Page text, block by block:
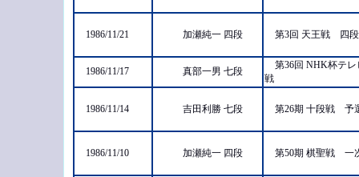
1986/11/21 加瀬純一 四段 第3回 天王戦 四
1986/11/17 真部一男 七段
第36回 NHK杯テ
戦
1986/11/14 吉田利勝 七段 第26期 十段戦 予
1986/11/10 加瀬純一 四段 第50期 棋聖戦 一